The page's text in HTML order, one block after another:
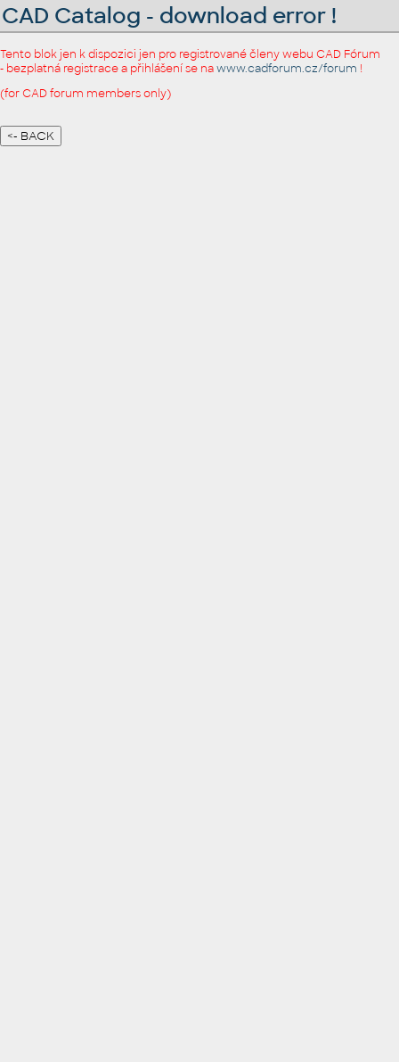
CAD Catalog - download error !
Tento blok jen k dispozici jen pro registrované členy webu CAD Fórum
- bezplatná registrace a přihlášení se nawww.cadforum.cz/forum !
(for CAD forum members only)